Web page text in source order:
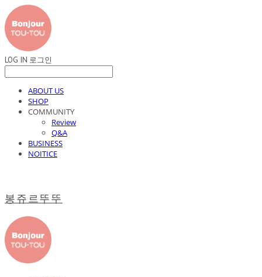
LOG IN 로그인
ABOUT US
SHOP
COMMUNITY
Review
Q&A
BUSINESS
NOITICE
봉쥬르뚜뚜